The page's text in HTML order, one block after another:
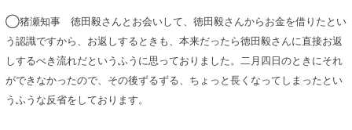
◯猪瀬知事 徳田毅さんとお会いして、徳田毅さんからお金を借りたとい
う認識ですから、お返しするときも、本来だったら徳田毅さんに直接お返
しするべき流れだというふうに思っておりました。二月四日のときにそれ
ができなかったので、その後ずるずる、ちょっと長くなってしまったとい
うふうな反省をしております。